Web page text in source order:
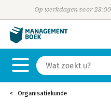
Op werkdagen voor
Organisatiekunde